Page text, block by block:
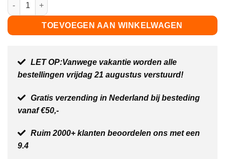
TOEVOEGEN AAN WINKELWAGEN
LET OP:Vanwege vakantie worden alle
bestellingen vrijdag 21 augustus verstuurd!
Gratis verzending in Nederland bij besteding
vanaf €50,-
Ruim 2000+ klanten beoordelen ons met een
9.4